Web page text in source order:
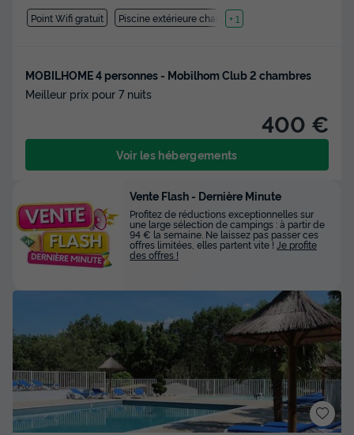
Point Wifi gratuit Piscine extérieure chauffée
+ 1
MOBILHOME 4 personnes - Mobilhom Club 2 chambres
Meilleur prix pour 7 nuits
400 €
Voir les hébergements
Vente Flash - Dernière Minute
Profitez de réductions exceptionnelles sur
une large sélection de campings : à partir de
94 € la semaine. Ne laissez pas passer ces
offres limitées, elles partent vite ! Je profite
des offres !